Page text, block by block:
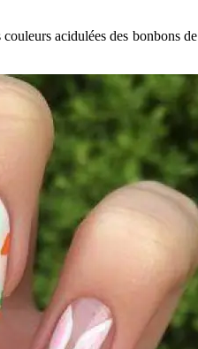
acidulées des bonbons